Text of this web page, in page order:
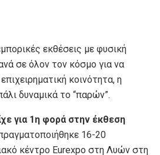
εκθέσεις με φυσική
σε όλον τον κόσμο για να
κοινότητα, η
δυναμικά το “παρών”.
για 1η φορά στην έκθεση
16-20
κέντρο Eurexpo στη Λυών στη